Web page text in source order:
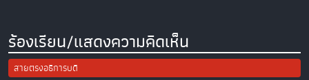
ร้องเรียน/แสดงความคิดเห็น
สายตรงอธิการบดี